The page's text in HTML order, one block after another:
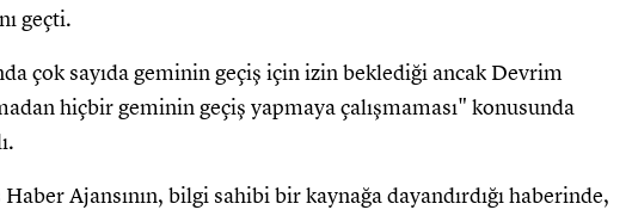
geçti.
çok sayıda geminin geçiş için izin beklediği ancak Devrim
hiçbir geminin geçiş yapmaya çalışmaması" konusunda
Ajansının, bilgi sahibi bir kaynağa dayandırdığı haberinde,